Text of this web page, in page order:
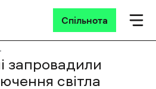
Спільнота
запровадили
світла